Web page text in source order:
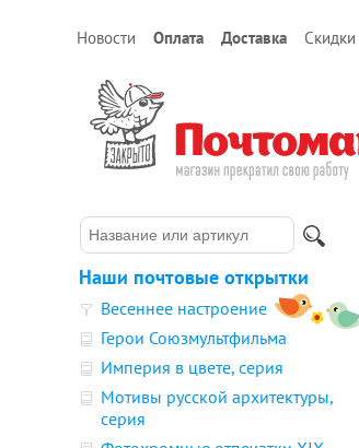
Новости Оплата Доставка Скидки
Наши почтовые открытки
Весеннее настроение
Герои Союзмультфильма
Империя в цвете, серия
Мотивы русской архитектуры,
серия